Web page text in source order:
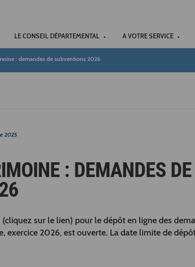
LE CONSEIL DÉPARTEMENTAL A VOTRE SERVICE
: demandes de subventions 2026
2025
: DEMANDES DE
(cliquez sur le lien) pour le dépôt en ligne des
exercice 2026, est ouverte. La date limite de